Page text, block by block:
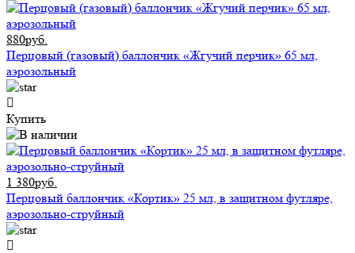
880руб.
Перцовый (газовый) баллончик «Жгучий перчик» 65 мл,
аэрозольный
Купить
1 380руб.
Перцовый баллончик «Кортик» 25 мл, в защитном футляре,
аэрозольно-струйный